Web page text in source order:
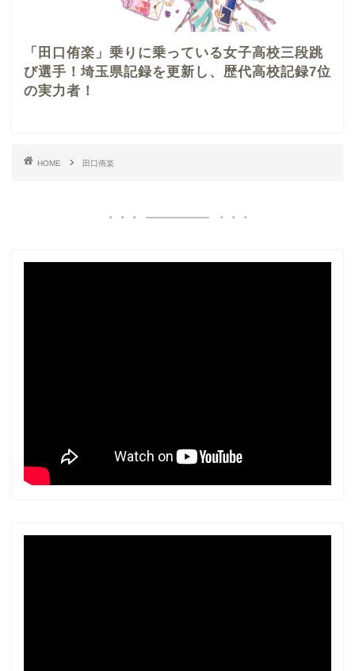
「田口侑楽」乗りに乗っている女子高校三段跳
び選手！埼玉県記録を更新し、歴代高校記録7位
の実力者！
HOME 田口侑楽